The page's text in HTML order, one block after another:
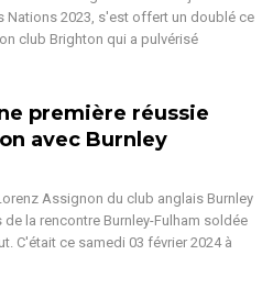
Nations 2023, s'est offert un doublé ce
club Brighton qui a pulvérisé
première réussie
avec Burnley
Assignon du club anglais Burnley
la rencontre Burnley-Fulham soldée
C'était ce samedi 03 février 2024 à